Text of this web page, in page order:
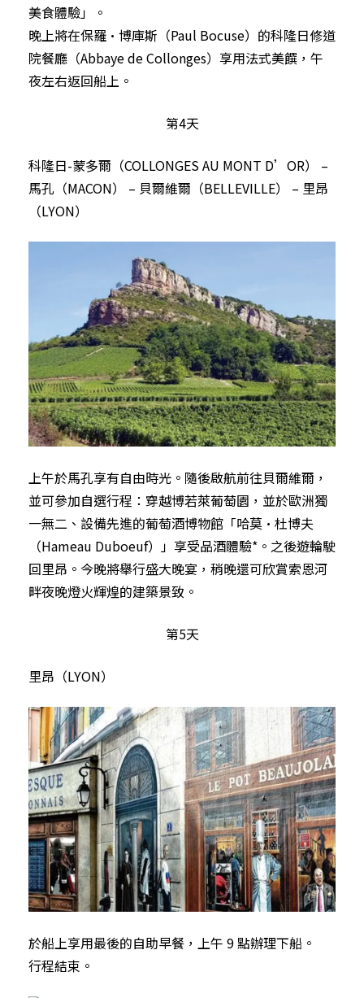
美食體驗」。
晚上將在保羅·博庫斯（Paul Bocuse）的科隆日修道
院餐廳（Abbaye de Collonges）享用法式美饌，午
夜左右返回船上。
第4天
科隆日-蒙多爾（COLLONGES AU MONT D’OR） –
馬孔（MACON） – 貝爾維爾（BELLEVILLE） – 里昂
（LYON）
上午於馬孔享有自由時光。隨後啟航前往貝爾維爾，
並可參加自選行程：穿越博若萊葡萄園，並於歐洲獨
一無二、設備先進的葡萄酒博物館「哈莫·杜博夫
（Hameau Duboeuf）」享受品酒體驗*。之後遊輪駛
回里昂。今晚將舉行盛大晚宴，稍晚還可欣賞索恩河
畔夜晚燈火輝煌的建築景致。
第5天
里昂（LYON）
於船上享用最後的自助早餐，上午 9 點辦理下船。
行程結束。